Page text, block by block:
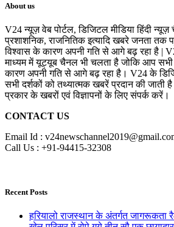
About us
V24 न्यूज़ वेब पोर्टल, डिजिटल मीडिया हिंदी
प्रशाशनिक, राजनितिक इत्यादि खबरे जनता तक
विश्वास के कारण अपनी गति से आगे बढ़ रहा है |
माध्यम में यूट्यूब चैनल भी चलता है जोकि आप
कारण अपनी गति से आगे बढ़ रहा है। V24 के
सभी दर्शकों को तथ्यात्मक खबरें प्रदान की
प्रकार के खबरों एवं विज्ञापनों के लिए संपर्क करें।
CONTACT US
Email Id :
Call Us : +91-94415-32308
Recent Posts
हरियालो राजस्थान के अंतर्गत जागरूकता